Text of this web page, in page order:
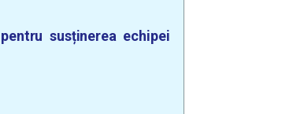
susținerea echipei